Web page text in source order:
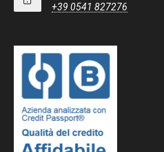
+39 0541 827276